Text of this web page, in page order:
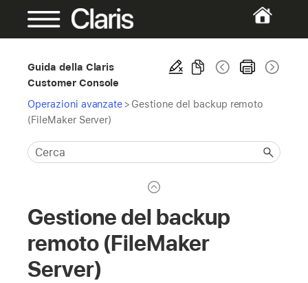
Guida della Claris
Customer Console
Operazioni avanzate> Gestione del backup remoto
(FileMaker Server)
Gestione del backup
remoto (FileMaker
Server)